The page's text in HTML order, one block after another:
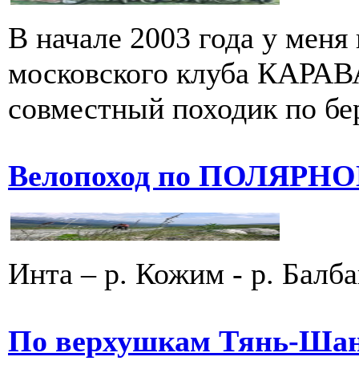
В начале 2003 года у меня
московского клуба
совместный походик по
Велопоход по
Инта – р. Кожим - р.
По верхушкам Тянь-